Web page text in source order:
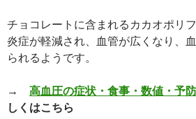
チョコレートに含まれるカカオポリ
炎症が軽減され、血管が広くなり、
られるようです。
→ 高血圧の症状・食事・数値・予
しくはこちら